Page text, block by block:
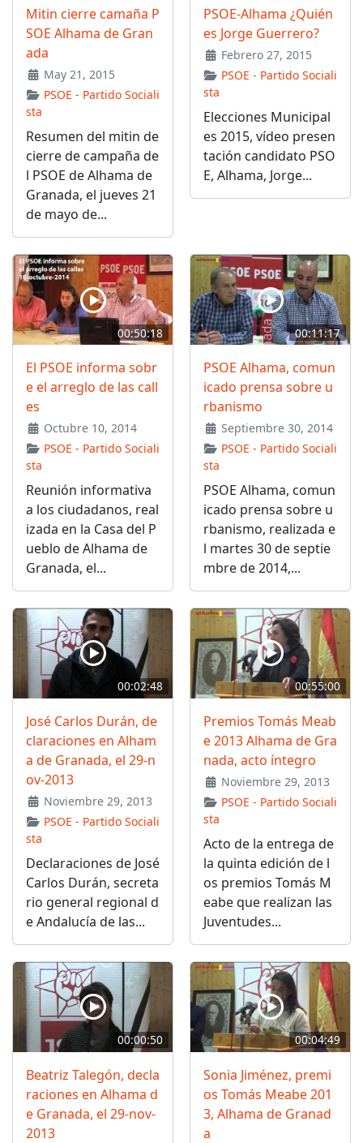
Mitin cierre camaña P
SOE Alhama de Gran
ada
May 21, 2015
PSOE - Partido Sociali
sta
Resumen del mitin de
cierre de campaña de
l PSOE de Alhama de
Granada, el jueves 21
de mayo de...
PSOE-Alhama ¿Quién
es Jorge Guerrero?
Febrero 27, 2015
PSOE - Partido Sociali
sta
Elecciones Municipal
es 2015, vídeo presen
tación candidato PSO
E, Alhama, Jorge...
00:50:18
El PSOE informa sobr
e el arreglo de las call
es
Octubre 10, 2014
PSOE - Partido Sociali
sta
Reunión informativa
a los ciudadanos, real
izada en la Casa del P
ueblo de Alhama de
Granada, el...
00:11:17
PSOE Alhama, comun
icado prensa sobre u
rbanismo
Septiembre 30, 2014
PSOE - Partido Sociali
sta
PSOE Alhama, comun
icado prensa sobre u
rbanismo, realizada e
l martes 30 de septie
mbre de 2014,...
00:02:48
José Carlos Durán, de
claraciones en Alham
a de Granada, el 29-n
ov-2013
Noviembre 29, 2013
PSOE - Partido Sociali
sta
Declaraciones de José
Carlos Durán, secreta
rio general regional d
e Andalucía de las...
00:55:00
Premios Tomás Meab
e 2013 Alhama de Gra
nada, acto íntegro
Noviembre 29, 2013
PSOE - Partido Sociali
sta
Acto de la entrega de
la quinta edición de l
os premios Tomás M
eabe que realizan las
Juventudes...
00:00:50
Beatriz Talegón, decla
raciones en Alhama d
e Granada, el 29-nov-
2013
00:04:49
Sonia Jiménez, premi
os Tomás Meabe 201
3, Alhama de Granad
a